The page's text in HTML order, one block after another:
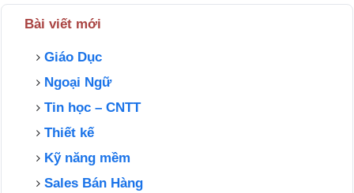
Bài viết mới
Giáo Dục
Ngoại Ngữ
Tin học – CNTT
Thiết kế
Kỹ năng mềm
Sales Bán Hàng